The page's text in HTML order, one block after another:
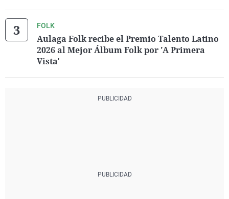
FOLK
Aulaga Folk recibe el Premio Talento Latino
2026 al Mejor Álbum Folk por 'A Primera
Vista'